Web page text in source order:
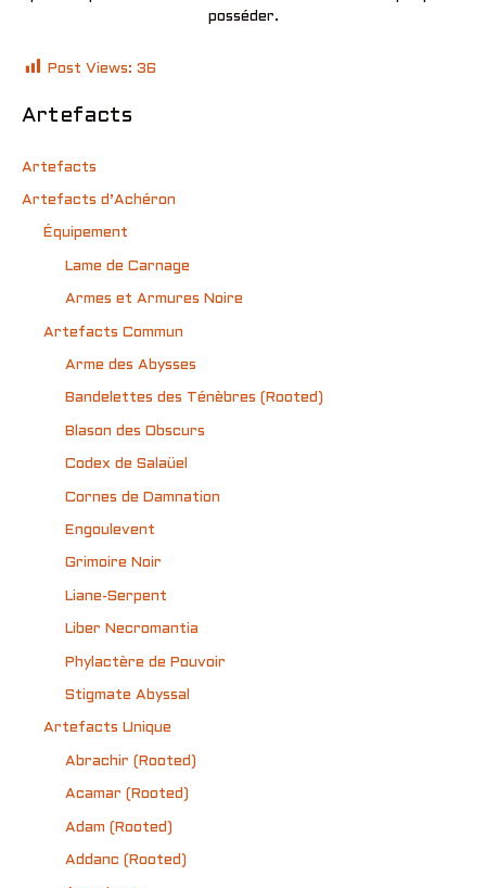
posséder.
Post Views: 36
Artefacts
Artefacts
Artefacts d’Achéron
Équipement
Lame de Carnage
Armes et Armures Noire
Artefacts Commun
Arme des Abysses
Bandelettes des Ténèbres (Rooted)
Blason des Obscurs
Codex de Salaüel
Cornes de Damnation
Engoulevent
Grimoire Noir
Liane-Serpent
Liber Necromantia
Phylactère de Pouvoir
Stigmate Abyssal
Artefacts Unique
Abrachir (Rooted)
Acamar (Rooted)
Adam (Rooted)
Addanc (Rooted)